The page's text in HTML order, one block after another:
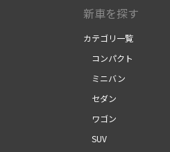
新車を探す
カテゴリ一覧
コンパクト
ミニバン
セダン
ワゴン
SUV